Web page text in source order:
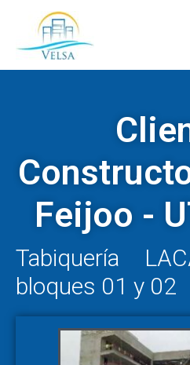
contenido
Feijoo -
Tabiquería
bloques 01 y 02